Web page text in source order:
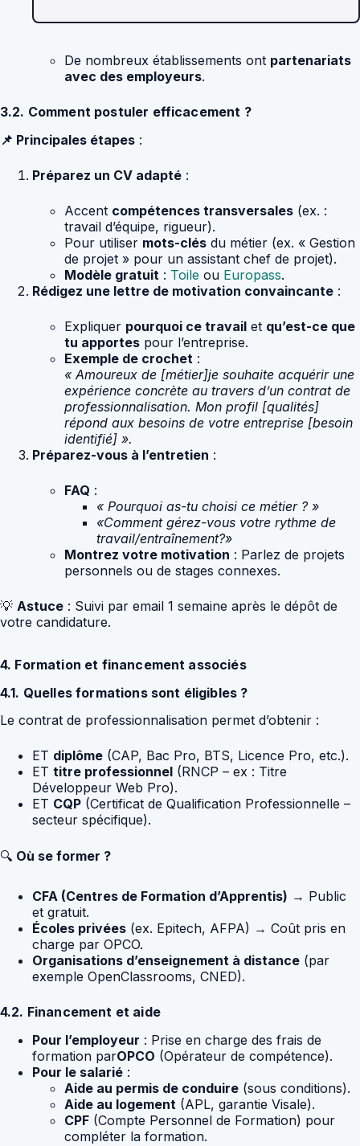
De nombreux établissements ont partenariats
avec des employeurs.
3.2. Comment postuler efficacement ?
📌 Principales étapes :
Préparez un CV adapté :
Accent compétences transversales (ex. :
travail d’équipe, rigueur).
Pour utiliser mots-clés du métier (ex. « Gestion
de projet » pour un assistant chef de projet).
Modèle gratuit : Toile ou Europass.
Rédigez une lettre de motivation convaincante :
Expliquer pourquoi ce travail et qu’est-ce que
tu apportes pour l’entreprise.
Exemple de crochet :
« Amoureux de [métier]je souhaite acquérir une
expérience concrète au travers d’un contrat de
professionnalisation. Mon profil [qualités]
répond aux besoins de votre entreprise [besoin
identifié] ».
Préparez-vous à l’entretien :
FAQ :
« Pourquoi as-tu choisi ce métier ? »
«Comment gérez-vous votre rythme de
travail/entraînement?»
Montrez votre motivation : Parlez de projets
personnels ou de stages connexes.
💡 Astuce : Suivi par email 1 semaine après le dépôt de
votre candidature.
4. Formation et financement associés
4.1. Quelles formations sont éligibles ?
Le contrat de professionnalisation permet d’obtenir :
ET diplôme (CAP, Bac Pro, BTS, Licence Pro, etc.).
ET titre professionnel (RNCP – ex : Titre
Développeur Web Pro).
ET CQP (Certificat de Qualification Professionnelle –
secteur spécifique).
🔍 Où se former ?
CFA (Centres de Formation d’Apprentis) → Public
et gratuit.
Écoles privées (ex. Epitech, AFPA) → Coût pris en
charge par OPCO.
Organisations d’enseignement à distance (par
exemple OpenClassrooms, CNED).
4.2. Financement et aide
Pour l’employeur : Prise en charge des frais de
formation parOPCO (Opérateur de compétence).
Pour le salarié :
Aide au permis de conduire (sous conditions).
Aide au logement (APL, garantie Visale).
CPF (Compte Personnel de Formation) pour
compléter la formation.